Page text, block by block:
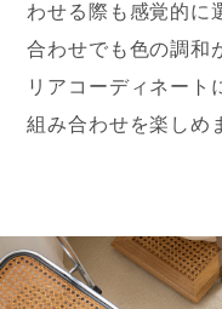
わせる際も感覚的に
合わせでも色の調和
リアコーディネート
組み合わせを楽しめ